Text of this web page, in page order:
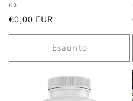
Fornitore:
KB
Prezzo
di
€0,00 EUR
Esaurito